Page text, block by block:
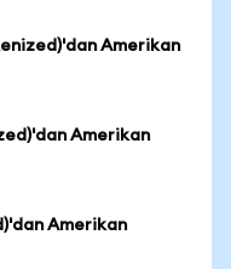
Amerikan
Amerikan
Amerikan